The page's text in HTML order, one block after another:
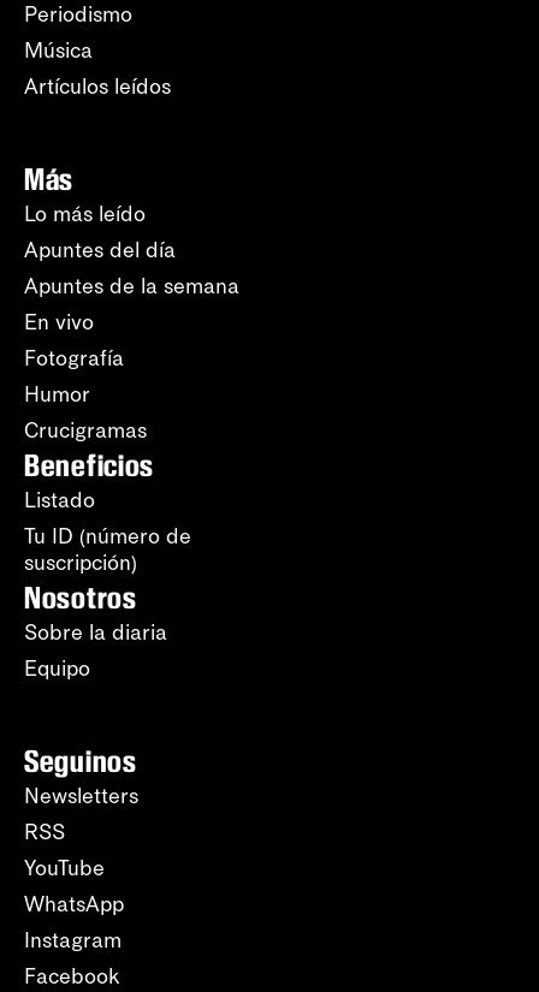
Periodismo
Música
Artículos leídos
Más
Lo más leído
Apuntes del día
Apuntes de la semana
En vivo
Fotografía
Humor
Crucigramas
Beneficios
Listado
Tu ID (número de
suscripción)
Nosotros
Sobre la diaria
Equipo
Seguinos
Newsletters
RSS
YouTube
WhatsApp
Instagram
Facebook